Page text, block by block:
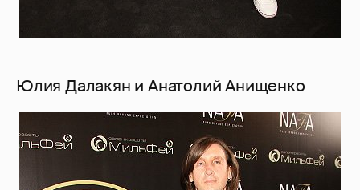
Юлия Далакян и Анатолий Анищенко